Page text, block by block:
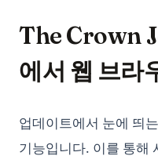
The Crown
에서 웹 브라
업데이트에서 눈에 띄
기능입니다. 이를 통해